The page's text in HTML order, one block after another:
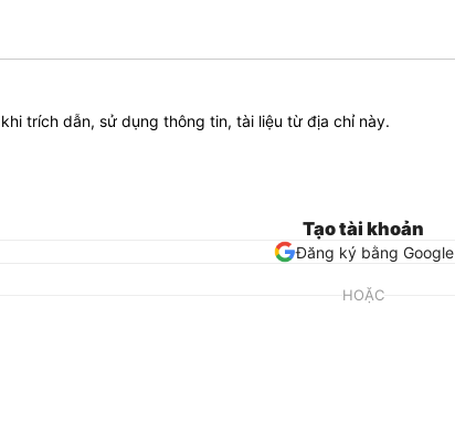
trích dẫn, sử dụng thông tin, tài liệu từ địa chỉ này.
Tạo tài khoản
Đăng ký bằng Google
HOẶC